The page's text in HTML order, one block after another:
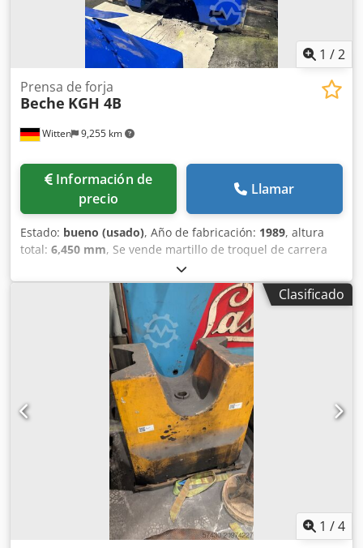
1 /2
Witten 9,255 km
Prensa de forja
Beche KGH 4B
Información de
precio
Llamar
Estado: bueno (usado), Año de fabricación: 1989, altura
total: 6,450 mm, Se vende martillo de troquel de carrera
corta Beche KGH 4B. Peso de la máquina 65 toneladas
Capacidad de trabajo 40 kJ Frecuencia de impacto máx. 98
min Número de golpes máx. utilizable 41 min Carrera de
oso máx. 790 mm Máquina desmontada Datos técnicos a
petición Dkjdort Uc Ejpfx Agxor
Clasificado
1 /4